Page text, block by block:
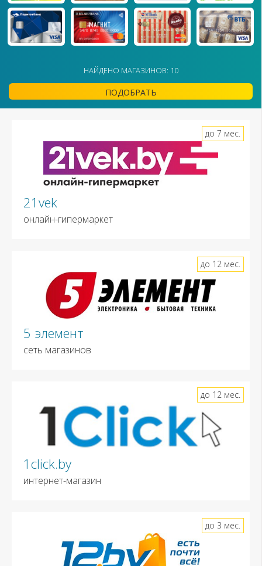
НАЙДЕНО МАГАЗИНОВ: 10
ПОДОБРАТЬ
21vek
онлайн-гипермаркет
до 7 мес.
5 элемент
сеть магазинов
до 12 мес.
1click.by
интернет-магазин
до 12 мес.
до 3 мес.